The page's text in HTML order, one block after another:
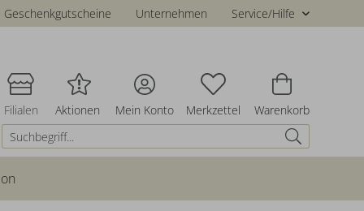
Geschenkgutscheine Unternehmen Service/Hilfe
Filialen Aktionen Mein Konto Merkzettel Warenkorb